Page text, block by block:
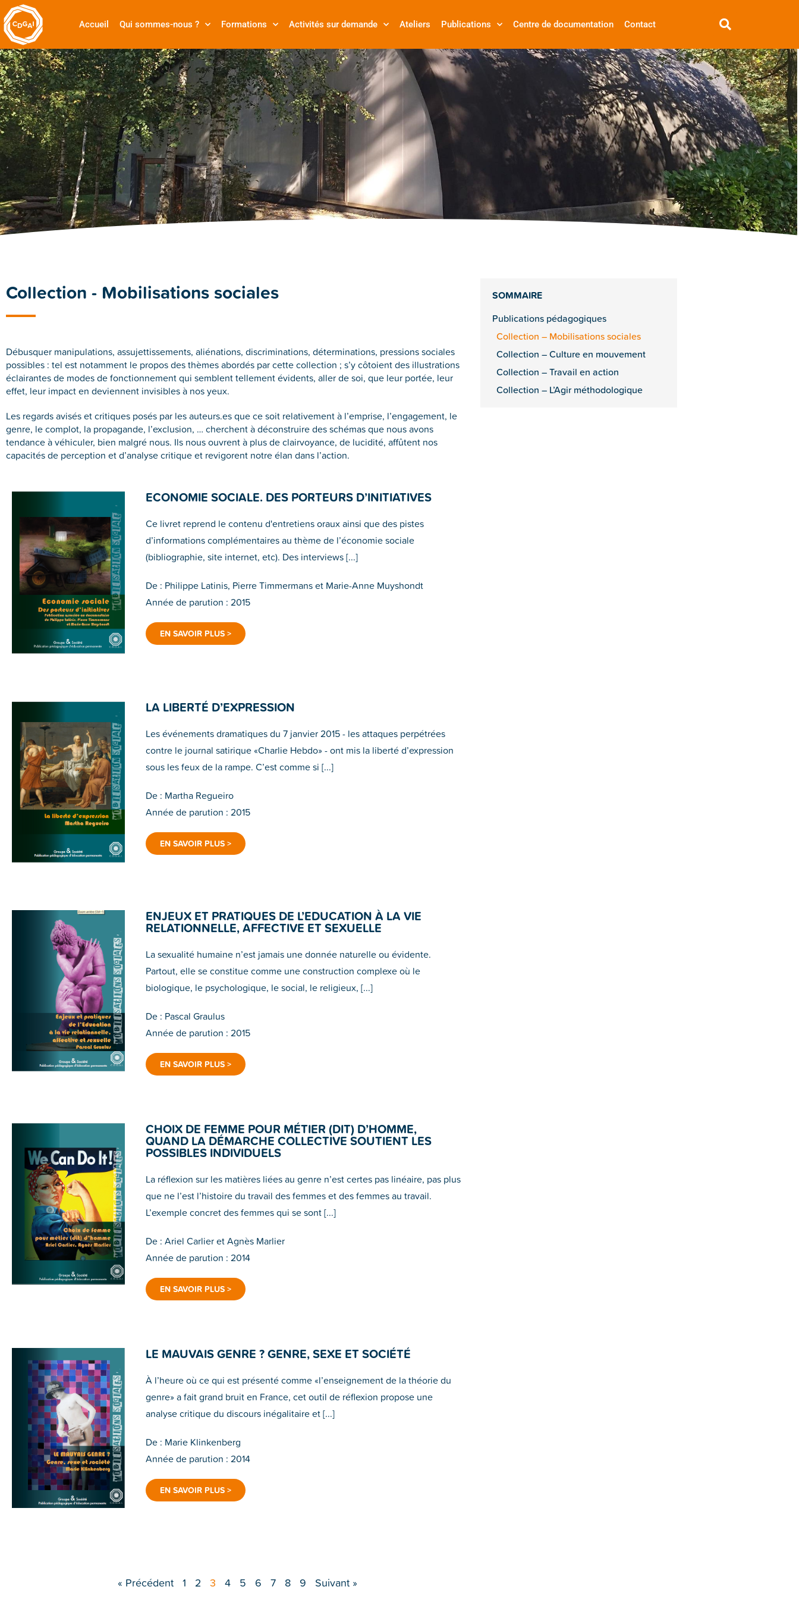
Accueil Qui sommes-nous ? Formations Activités sur demande Ateliers Publications Centre de documentation Contact
Collection - Mobilisations sociales
Débusquer manipulations, assujettissements, aliénations, discriminations, déterminations, pressions sociales
possibles : tel est notamment le propos des thèmes abordés par cette collection ; s’y côtoient des illustrations
éclairantes de modes de fonctionnement qui semblent tellement évidents, aller de soi, que leur portée, leur
effet, leur impact en deviennent invisibles à nos yeux.
Les regards avisés et critiques posés par les auteurs.es que ce soit relativement à l’emprise, l’engagement, le
genre, le complot, la propagande, l’exclusion, … cherchent à déconstruire des schémas que nous avons
tendance à véhiculer, bien malgré nous. Ils nous ouvrent à plus de clairvoyance, de lucidité, affûtent nos
capacités de perception et d’analyse critique et revigorent notre élan dans l’action.
ECONOMIE SOCIALE. DES PORTEURS D’INITIATIVES
Ce livret reprend le contenu d'entretiens oraux ainsi que des pistes
d’informations complémentaires au thème de l’économie sociale
(bibliographie, site internet, etc). Des interviews [...]
De : Philippe Latinis, Pierre Timmermans et Marie-Anne Muyshondt
Année de parution : 2015
EN SAVOIR PLUS >
LA LIBERTÉ D’EXPRESSION
Les événements dramatiques du 7 janvier 2015 - les attaques perpétrées
contre le journal satirique «Charlie Hebdo» - ont mis la liberté d’expression
sous les feux de la rampe. C’est comme si [...]
De : Martha Regueiro
Année de parution : 2015
EN SAVOIR PLUS >
ENJEUX ET PRATIQUES DE L’EDUCATION À LA VIE
RELATIONNELLE, AFFECTIVE ET SEXUELLE
La sexualité humaine n’est jamais une donnée naturelle ou évidente.
Partout, elle se constitue comme une construction complexe où le
biologique, le psychologique, le social, le religieux, [...]
De : Pascal Graulus
Année de parution : 2015
EN SAVOIR PLUS >
CHOIX DE FEMME POUR MÉTIER (DIT) D’HOMME,
QUAND LA DÉMARCHE COLLECTIVE SOUTIENT LES
POSSIBLES INDIVIDUELS
La réflexion sur les matières liées au genre n’est certes pas linéaire, pas plus
que ne l’est l’histoire du travail des femmes et des femmes au travail.
L’exemple concret des femmes qui se sont [...]
De : Ariel Carlier et Agnès Marlier​
Année de parution : 2014
EN SAVOIR PLUS >
LE MAUVAIS GENRE ? GENRE, SEXE ET SOCIÉTÉ
À l’heure où ce qui est présenté comme «l’enseignement de la théorie du
genre» a fait grand bruit en France, cet outil de réflexion propose une
analyse critique du discours inégalitaire et [...]
De : Marie Klinkenberg
Année de parution : 2014
EN SAVOIR PLUS >
« Précédent 1 2 3 4 5 6 7 8 9 Suivant »
SOMMAIRE
Publications pédagogiques
Collection – Mobilisations sociales
Collection – Culture en mouvement
Collection – Travail en action
Collection – L’Agir méthodologique